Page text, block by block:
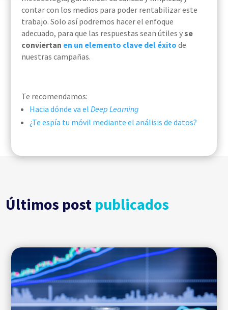
contar con los medios para poder rentabilizar este
trabajo. Solo así podremos hacer el enfoque
adecuado, para que las respuestas sean útiles yse
conviertan en un elemento clave del éxito de
nuestras campañas.
Te recomendamos:
Hacia dónde va el Deep Learning
¿Te espía tu móvil mediante el análisis de datos?
Últimos post publicados